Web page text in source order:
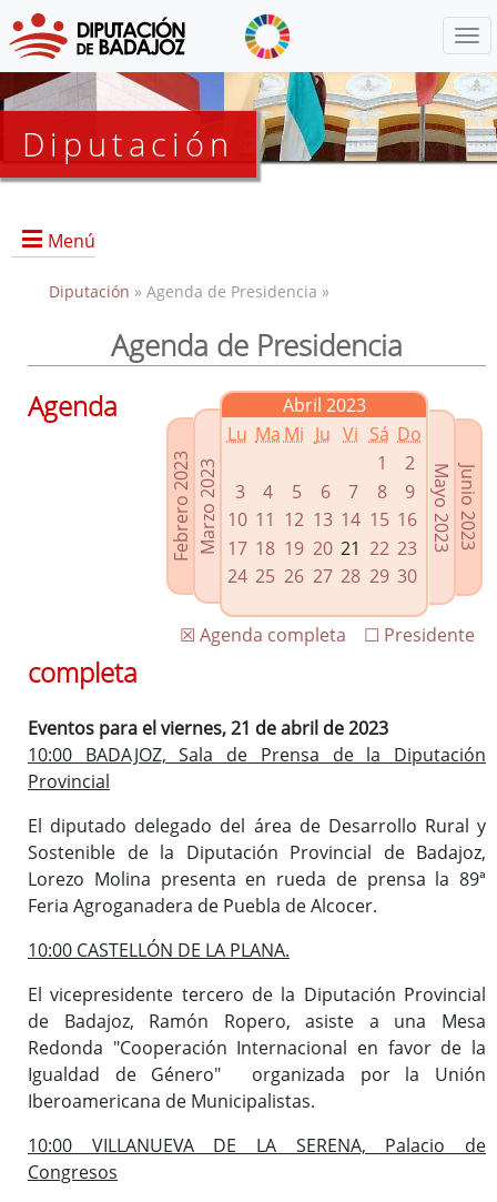
Diputación
Menú
Presidencia
Grupos Políticos
Enlaces relacionados
Agenda de Presidencia
Plenos provinciales y Juntas de gobierno
Oficina de Proyectos Europeos
Diputación » Agenda de Presidencia »
Agenda de Presidencia
Febrero 2023Marzo 2023
Abril 2023
Lu Ma Mi Ju Vi Sá Do
1
2
3
4 5 6 7 8
9
10 11 12 13 14 15 16
17 18 19 20 21 22 23
24 25 26 27 28 29 30
Junio 2023
Mayo 2023
☐ Presidente
☒ Agenda completa
Agenda
completa
Eventos para el viernes, 21 de abril de 2023
10:00 BADAJOZ, Sala de Prensa de la Diputación
Provincial
El diputado delegado del área de Desarrollo Rural y
Sostenible de la Diputación Provincial de Badajoz,
Lorezo Molina presenta en rueda de prensa la 89ª
Feria Agroganadera de Puebla de Alcocer.
10:00 CASTELLÓN DE LA PLANA.
El vicepresidente tercero de la Diputación Provincial
de Badajoz, Ramón Ropero, asiste a una Mesa
Redonda "Cooperación Internacional en favor de la
Igualdad de Género" organizada por la Unión
Iberoamericana de Municipalistas.
10:00 VILLANUEVA DE LA SERENA, Palacio de
Congresos